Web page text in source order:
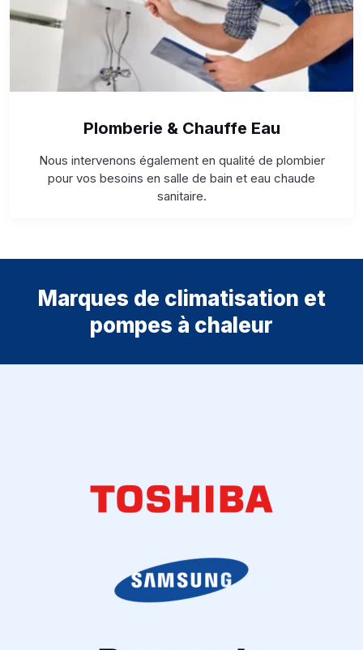
Plomberie & Chauffe Eau
Nous intervenons également en qualité de plombier
pour vos besoins en salle de bain et eau chaude
sanitaire.
Marques de climatisation et
pompes à chaleur